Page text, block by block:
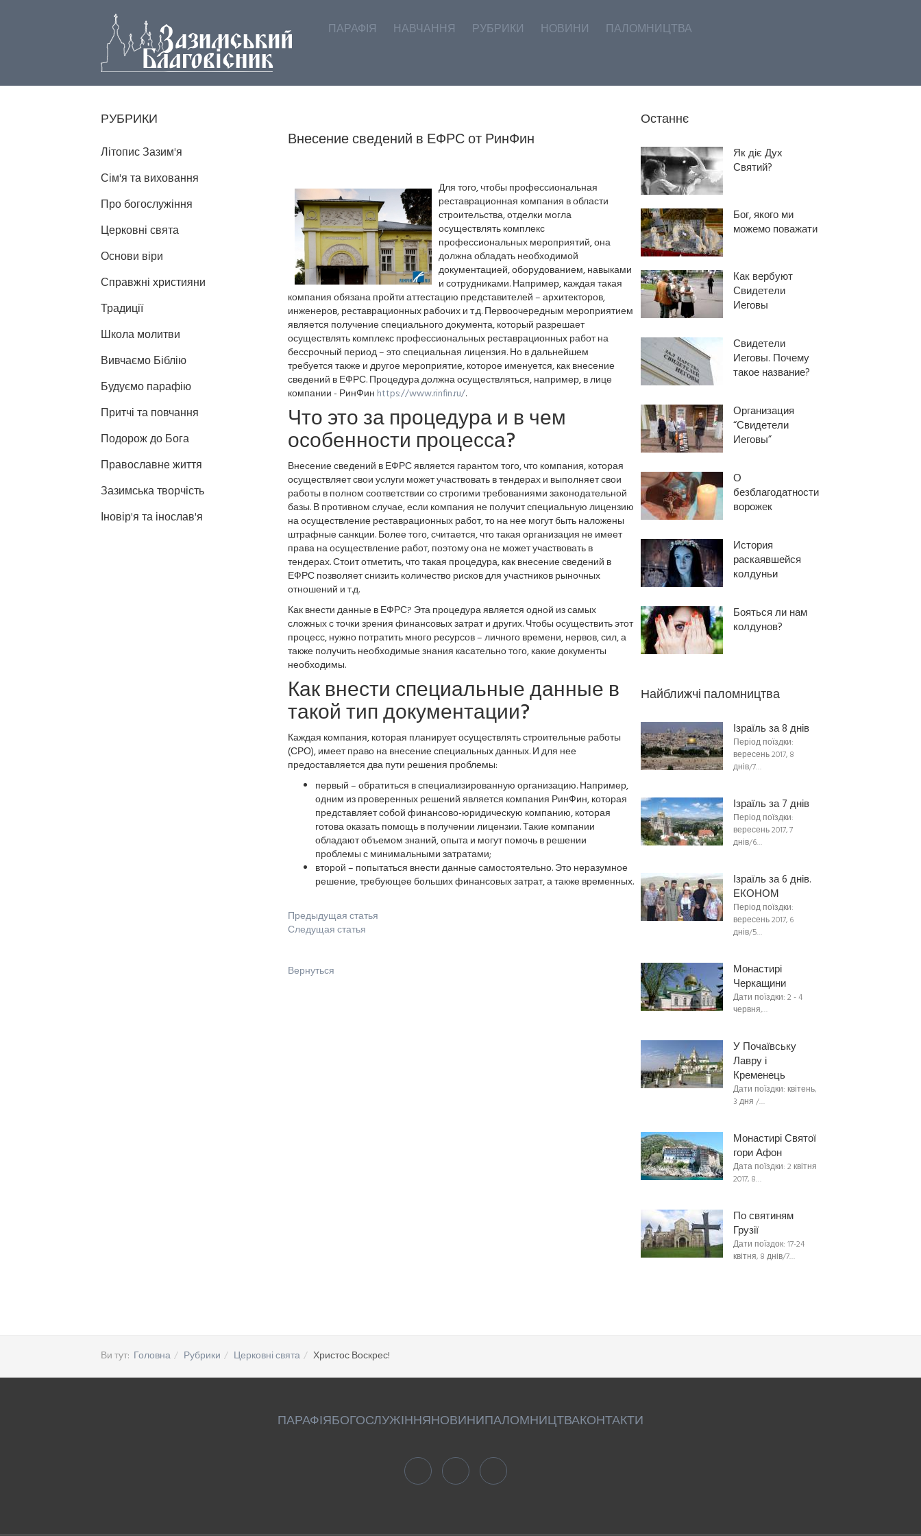
ПАРАФІЯ НАВЧАННЯ РУБРИКИ НОВИНИ ПАЛОМНИЦТВА
Внесение сведений в ЕФРС от РинФин
Для того, чтобы профессиональная
реставрационная компания в области
строительства, отделки могла
осуществлять комплекс
профессиональных мероприятий, она
должна обладать необходимой
документацией, оборудованием, навыками
и сотрудниками. Например, каждая такая
компания обязана пройти аттестацию представителей – архитекторов,
инженеров, реставрационных рабочих и т.д. Первоочередным мероприятием
является получение специального документа, который разрешает
осуществлять комплекс профессиональных реставрационных работ на
бессрочный период – это специальная лицензия. Но в дальнейшем
требуется также и другое мероприятие, которое именуется, как внесение
сведений в ЕФРС. Процедура должна осуществляться, например, в лице
компании - РинФин https://www.rinfin.ru/.
Что это за процедура и в чем
особенности процесса?
Внесение сведений в ЕФРС является гарантом того, что компания, которая
осуществляет свои услуги может участвовать в тендерах и выполняет свои
работы в полном соответствии со строгими требованиями законодательной
базы. В противном случае, если компания не получит специальную лицензию
на осуществление реставрационных работ, то на нее могут быть наложены
штрафные санкции. Более того, считается, что такая организация не имеет
права на осуществление работ, поэтому она не может участвовать в
тендерах. Стоит отметить, что такая процедура, как внесение сведений в
ЕФРС позволяет снизить количество рисков для участников рыночных
отношений и т.д.
Как внести данные в ЕФРС? Эта процедура является одной из самых
сложных с точки зрения финансовых затрат и других. Чтобы осуществить этот
процесс, нужно потратить много ресурсов – личного времени, нервов, сил, а
также получить необходимые знания касательно того, какие документы
необходимы.
Как внести специальные данные в
такой тип документации?
Каждая компания, которая планирует осуществлять строительные работы
(СРО), имеет право на внесение специальных данных. И для нее
предоставляется два пути решения проблемы:
первый – обратиться в специализированную организацию. Например,
одним из проверенных решений является компания РинФин, которая
представляет собой финансово-юридическую компанию, которая
готова оказать помощь в получении лицензии. Такие компании
обладают объемом знаний, опыта и могут помочь в решении
проблемы с минимальными затратами;
второй – попытаться внести данные самостоятельно. Это неразумное
решение, требующее больших финансовых затрат, а также временных.
Предыдущая статья
Следущая статья
Вернуться
РУБРИКИ
Літопис Зазим'я
Сім'я та виховання
Про богослужіння
Церковні свята
Основи віри
Справжні християни
Традиції
Школа молитви
Вивчаємо Біблію
Будуємо парафію
Притчі та повчання
Подорож до Бога
Православне життя
Зазимська творчість
Іновір'я та інослав'я
Останнє
Як діє Дух
Святий?
Бог, якого ми
можемо поважати
Как вербуют
Свидетели
Иеговы
Свидетели
Иеговы. Почему
такое название?
Организация
“Свидетели
Иеговы”
О
безблагодатности
ворожек
История
раскаявшейся
колдуньи
Бояться ли нам
колдунов?
Найближчі паломництва
Ізраїль за 8 днів
Період поїздки:
вересень 2017, 8
днів/7…
Ізраїль за 7 днів
Період поїздки:
вересень 2017, 7
днів/6…
Ізраїль за 6 днів.
ЕКОНОМ
Період поїздки:
вересень 2017, 6
днів/5…
Монастирі
Черкащини
Дати поїздки: 2 - 4
червня,…
У Почаївську
Лавру і
Кременець
Дати поїздки: квітень,
3 дня /…
Монастирі Святої
гори Афон
Дата поїздки: 2 квітня
2017, 8…
По святиням
Грузії
Дати поїздок: 17-24
квітня, 8 днів/7…
Ви тут: Головна Рубрики Церковні свята Христос Воскрес!
ПАРАФІЯБОГОСЛУЖІННЯНОВИНИПАЛОМНИЦТВАКОНТАКТИ